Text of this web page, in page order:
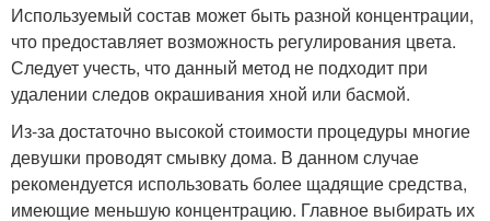
Используемый состав может быть разной концентрации,
что предоставляет возможность регулирования цвета.
Следует учесть, что данный метод не подходит при
удалении следов окрашивания хной или басмой.
Из-за достаточно высокой стоимости процедуры многие
девушки проводят смывку дома. В данном случае
рекомендуется использовать более щадящие средства,
имеющие меньшую концентрацию. Главное выбирать их